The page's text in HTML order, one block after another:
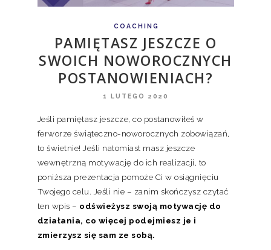
COACHING
PAMIĘTASZ JESZCZE O
SWOICH NOWOROCZNYCH
POSTANOWIENIACH?
1 LUTEGO 2020
Jeśli pamiętasz jeszcze, co postanowiłeś w
ferworze świąteczno-noworocznych zobowiązań,
to świetnie! Jeśli natomiast masz jeszcze
wewnętrzną motywację do ich realizacji, to
poniższa prezentacja pomoże Ci w osiągnięciu
Twojego celu. Jeśli nie – zanim skończysz czytać
ten wpis – odświeżysz swoją motywację do
działania, co więcej podejmiesz je i
zmierzysz się sam ze sobą.